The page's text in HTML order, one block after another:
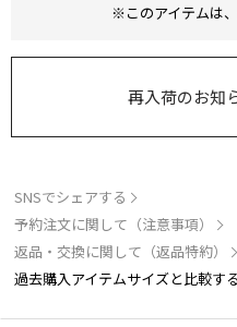
※このアイテムは、
再入荷のお知
SNSでシェアする
予約注文に関して（注意事項）
返品・交換に関して（返品特約）
過去購入アイテムサイズと比較する